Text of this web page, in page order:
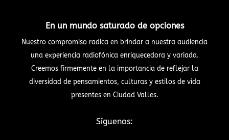
En un mundo saturado de opciones
Nuestro compromiso radica en brindar a nuestra audiencia
una experiencia radiofónica enriquecedora y variada.
Creemos firmemente en la importancia de reflejar la
diversidad de pensamientos, culturas y estilos de vida
presentes en Ciudad Valles.
Síguenos: